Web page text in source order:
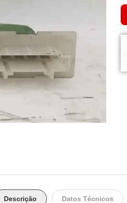
Descrição Datos Técnicos